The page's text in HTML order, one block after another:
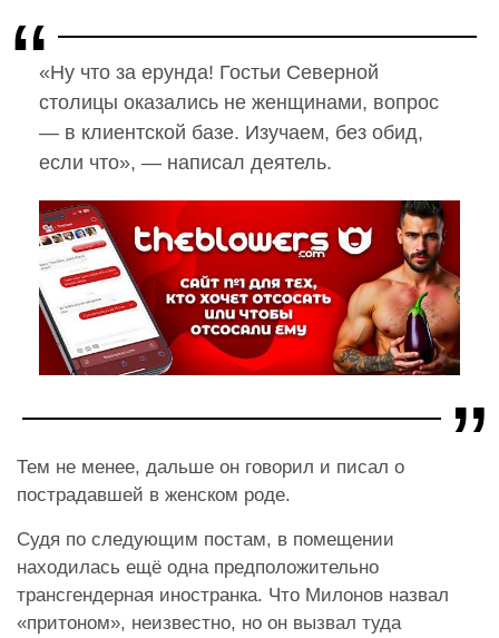
«Ну что за ерунда! Гостьи Северной
столицы оказались не женщинами, вопрос
— в клиентской базе. Изучаем, без обид,
если что», — написал деятель.
Тем не менее, дальше он говорил и писал о
пострадавшей в женском роде.
Судя по следующим постам, в помещении
находилась ещё одна предположительно
трансгендерная иностранка. Что Милонов назвал
«притоном», неизвестно, но он вызвал туда